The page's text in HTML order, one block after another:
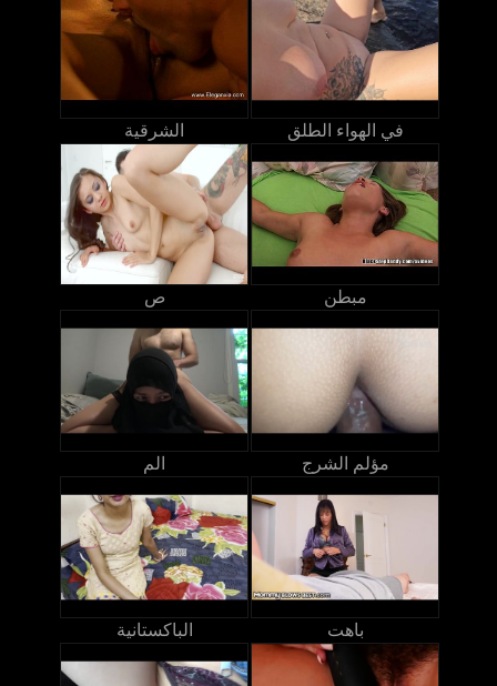
الشرقية في الهواء الطلق
ص مبطن
الم مؤلم الشرج
الباكستانية باهت